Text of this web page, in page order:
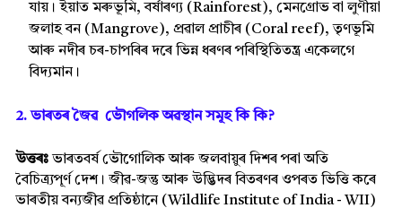
যায়। ইয়াত মৰুভূমি, বৰ্ষাৰণ্য (Rainforest), মেনগ্ৰোভ বা লুণীয়া
জলাহ বন (Mangrove), প্ৰৱাল প্ৰাচীৰ (Coral reef), তৃণভূমি
আৰু নদীৰ চৰ-চাপৰিৰ দৰে ভিন্ন ধৰণৰ পৰিস্থিতিতন্ত্ৰ একেলগে
বিদ্যমান।
2. ভাৰতৰ জৈৱ ভৌগলিক অৱস্থান সমূহ কি কি?
উত্তৰঃভাৰতবৰ্ষ ভৌগোলিক আৰু জলবায়ুৰ দিশৰ পৰা অতি
বৈচিত্ৰ্যপূৰ্ণ দেশ। জীৱ-জন্তু আৰু উদ্ভিদৰ বিতৰণৰ ওপৰত ভিত্তি কৰে
ভাৰতীয় বন্যজীৱ প্ৰতিষ্ঠানে (Wildlife Institute of India - WII)